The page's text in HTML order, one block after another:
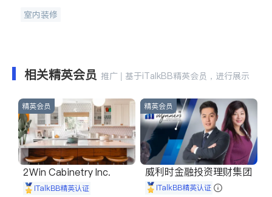
室内装修
相关精英会员 推广 | 基于iTalkBB精英会员，进行展示
精英会员
2Win Cabinetry Inc.
iTalkBB精英认证
精英会员
威利时金融投资理财集团
iTalkBB精英认证